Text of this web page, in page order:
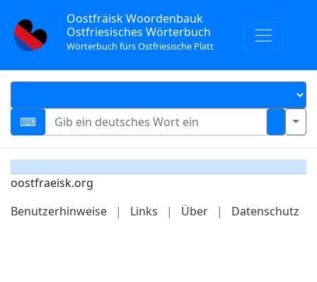
Oostfräisk Woordenbauk
Ostfriesisches Wörterbuch
Wörterbuch fürs Ostfriesische Platt
oostfraeisk.org
Benutzerhinweise
| Links | Über | Datenschutz